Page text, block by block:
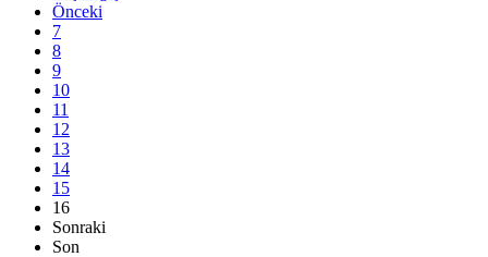
Önceki
7
8
9
10
11
12
13
14
15
16
Sonraki
Son